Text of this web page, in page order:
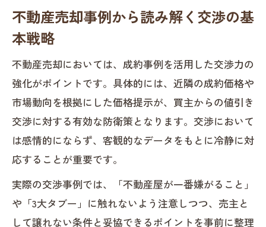
不動産売却事例から読み解く交渉の基
本戦略
不動産売却においては、成約事例を活用した交渉力の
強化がポイントです。具体的には、近隣の成約価格や
市場動向を根拠にした価格提示が、買主からの値引き
交渉に対する有効な防衛策となります。交渉において
は感情的にならず、客観的なデータをもとに冷静に対
応することが重要です。
実際の交渉事例では、「不動産屋が一番嫌がること」
や「3大タブー」に触れないよう注意しつつ、売主と
して譲れない条件と妥協できるポイントを事前に整理